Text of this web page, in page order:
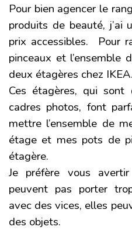
Pour bien agencer le
produits de beauté, j’ai
prix accessibles. Pour
pinceaux et l’ensemble
deux étagères chez IKEA.
Ces étagères, qui sont
cadres photos, font
mettre l’ensemble de
étage et mes pots de
étagère.
Je préfère vous
peuvent pas porter
avec des vices, elles
des objets.